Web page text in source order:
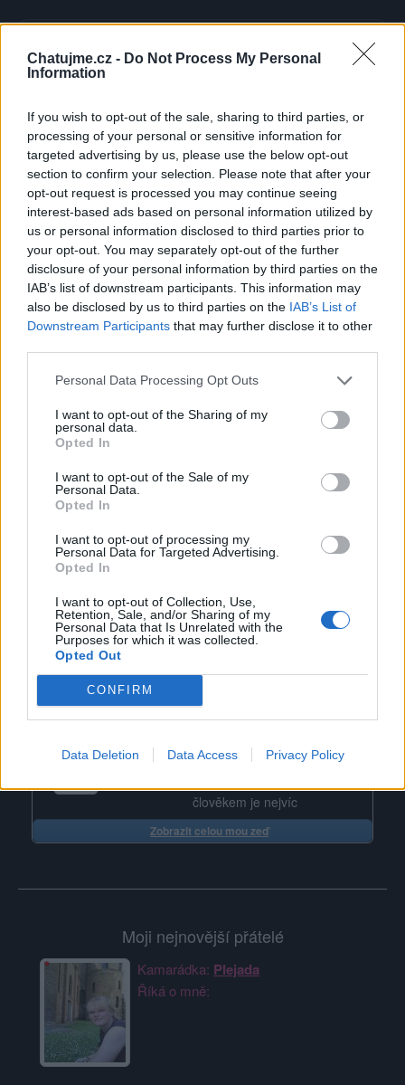
Chatujme.cz - Do Not Process My Personal
Information
If you wish to opt-out of the sale, sharing to third parties, or
processing of your personal or sensitive information for
targeted advertising by us, please use the below opt-out
section to confirm your selection. Please note that after your
opt-out request is processed you may continue seeing
interest-based ads based on personal information utilized by
us or personal information disclosed to third parties prior to
your opt-out. You may separately opt-out of the further
disclosure of your personal information by third parties on the
IAB’s list of downstream participants. This information may
also be disclosed by us to third parties on the IAB’s List of
Downstream Participants that may further disclose it to other
Personal Data Processing Opt Outs
I want to opt-out of the Sharing of my
personal data.
Opted In
I want to opt-out of the Sale of my
Personal Data.
Opted In
I want to opt-out of processing my
Personal Data for Targeted Advertising.
Opted In
I want to opt-out of Collection, Use,
Retention, Sale, and/or Sharing of my
Personal Data that Is Unrelated with the
Purposes for which it was collected.
Opted Out
CONFIRM
Data Deletion Data Access Privacy Policy
Tento uživatel zatím neprokázal svou identitu ověřovací
fotografií. U neověřených profilů nelze zaručit, že fotografie a
Věk: 12
Země: Severní Morava
Kontakt
Napsat uživateli vzkaz
Informace o profilu a chatu
Registrace od: 03.04.2014 10:34
Online: Není nikde online
Naposledy aktivní: 28.07.2026 18:13
Profil zobrazen: 2913x
Oblibené místnosti : Žádné
Sledované diskuze
Včerejšek už není, zítřek ještě nenastal, je
jen DNES a DNEŠEK JE DAR
Poslední 3 příspěvky na mé zdi
salvejka
(před rokem)
člověkem je nejvíc
Zobrazit celou mou zeď
Moji nejnovější přátelé
Kamarádka: Plejada
Říká o mně: